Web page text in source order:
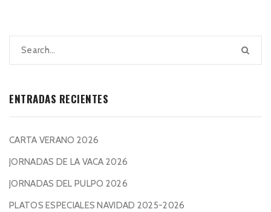
ENTRADAS RECIENTES
CARTA VERANO 2026
JORNADAS DE LA VACA 2026
JORNADAS DEL PULPO 2026
PLATOS ESPECIALES NAVIDAD 2025-2026